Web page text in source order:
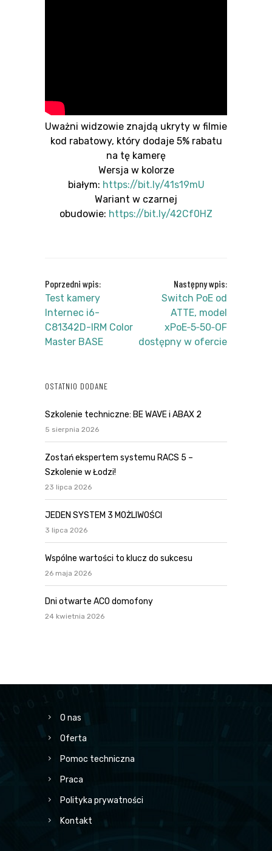
Uważni widzowie znajdą ukryty w filmie
kod rabatowy, który dodaje 5% rabatu
na tę kamerę
Wersja w kolorze
białym: https://bit.ly/41s19mU
Wariant w czarnej
obudowie: https://bit.ly/42Cf0HZ
Poprzedni wpis:
Test kamery
Internec i6-
C81342D-IRM Color
Master BASE
Następny wpis:
Switch PoE od
ATTE, model
xPoE‑5‑50‑OF
dostępny w ofercie
OSTATNIO DODANE
Szkolenie techniczne: BE WAVE i ABAX 2
5 sierpnia 2026
Zostań ekspertem systemu RACS 5 –
Szkolenie w Łodzi!
23 lipca 2026
JEDEN SYSTEM 3 MOŻLIWOŚCI
3 lipca 2026
Wspólne wartości to klucz do sukcesu
26 maja 2026
Dni otwarte ACO domofony
24 kwietnia 2026
O nas
Oferta
Pomoc techniczna
Praca
Polityka prywatności
Kontakt